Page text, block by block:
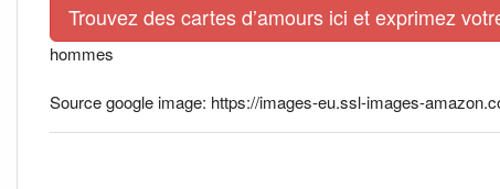
Trouvez des cartes d’amours ici et exprimez
hommes
Source google image: https://images-eu.ssl-images-